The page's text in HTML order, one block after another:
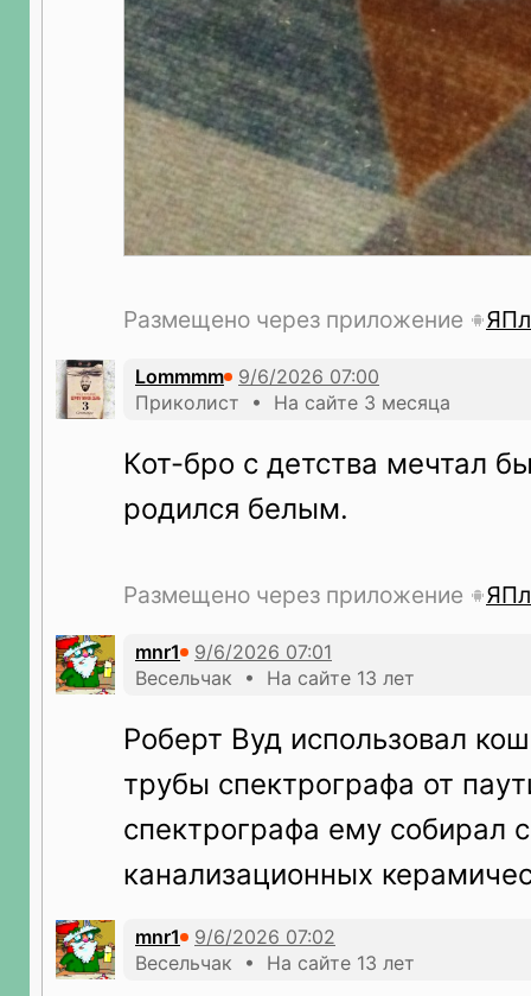
Размещено через приложение
Lommmm
Приколист • На сайте 3 месяца
Кот-бро с детства мечтал
родился белым.
Размещено через приложение
mnr1
Весельчак • На сайте 13 лет
Роберт Вуд использовал
трубы спектрографа от
спектрографа ему собирал
канализационных
mnr1
Весельчак • На сайте 13 лет